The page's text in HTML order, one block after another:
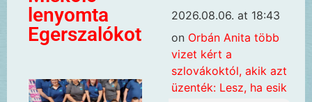
lenyomta
Egerszalókot
2026.08.06. at 18:43
on Orbán Anita több
vizet kért a
szlovákoktól, akik azt
üzenték: Lesz, ha esik